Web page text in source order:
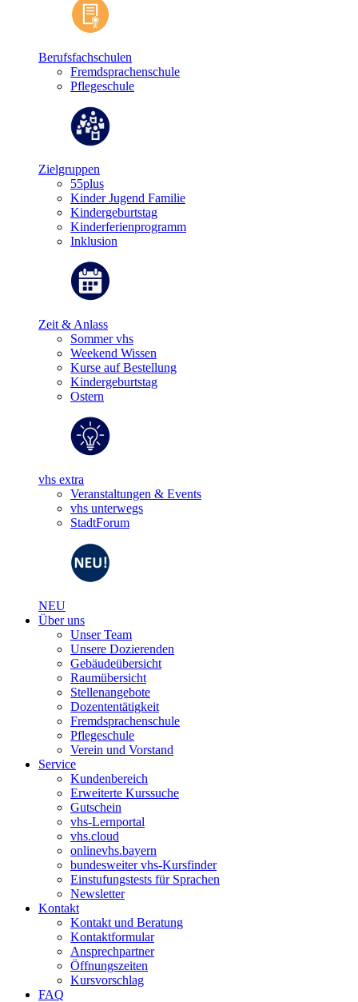
Berufsfachschulen
Fremdsprachenschule
Pflegeschule
Zielgruppen
55plus
Kinder Jugend Familie
Kindergeburtstag
Kinderferienprogramm
Inklusion
Zeit & Anlass
Sommer vhs
Weekend Wissen
Kurse auf Bestellung
Kindergeburtstag
Ostern
vhs extra
Veranstaltungen & Events
vhs unterwegs
StadtForum
NEU
Über uns
Unser Team
Unsere Dozierenden
Gebäudeübersicht
Raumübersicht
Stellenangebote
Dozententätigkeit
Fremdsprachenschule
Pflegeschule
Verein und Vorstand
Service
Kundenbereich
Erweiterte Kurssuche
Gutschein
vhs-Lernportal
vhs.cloud
onlinevhs.bayern
bundesweiter vhs-Kursfinder
Einstufungstests für Sprachen
Newsletter
Kontakt
Kontakt und Beratung
Kontaktformular
Ansprechpartner
Öffnungszeiten
Kursvorschlag
FAQ